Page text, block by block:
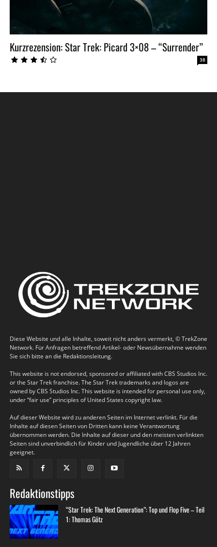
Kurzrezension: Star Trek: Picard 3×08 – “Surrender”
38
Diese Website und alle Inhalte, soweit nicht anders vermerkt, © TrekZone
Network. Für Anfragen betreffend Artikel- oder Newsübernahme wenden
Sie sich bitte an die Redaktionsleitung.
This website is not endorsed, sponsored or affiliated with CBS Studios Inc.
or the Star Trek franchise. The Star Trek trademarks and logos are
owned by CBS Studios Inc. This website is intended for personal use only,
under “fair use” principles of United States copyright law.
Auf dieser Website wird zu anderen Seiten im Internet verlinkt. Für die
Inhalte auf diesen Seiten von Dritten kann keine Verantwortung
übernommen werden. Die Inhalte auf dieser und den meisten verlinkten
Seiten sind unverbindlich für Kinder und Jugendliche über 12 Jahren
geeignet.
Redaktionstipps
“Star Trek: The Next Generation”: Top und Flop Five – Teil
1: Thomas Götz